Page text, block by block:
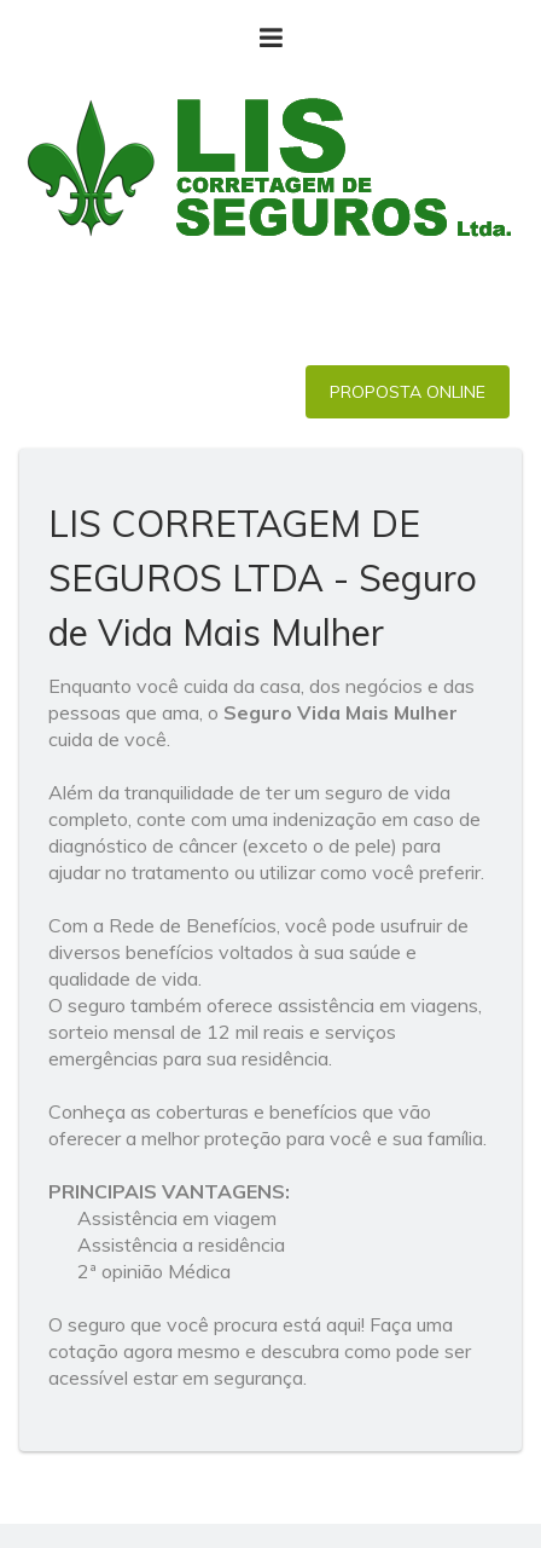
PROPOSTA ONLINE
LIS CORRETAGEM DE
SEGUROS LTDA - Seguro
de Vida Mais Mulher
Enquanto você cuida da casa, dos negócios e das
pessoas que ama, o Seguro Vida Mais Mulher
cuida de você.
Além da tranquilidade de ter um seguro de vida
completo, conte com uma indenização em caso de
diagnóstico de câncer (exceto o de pele) para
ajudar no tratamento ou utilizar como você preferir.
Com a Rede de Benefícios, você pode usufruir de
diversos benefícios voltados à sua saúde e
qualidade de vida.
O seguro também oferece assistência em viagens,
sorteio mensal de 12 mil reais e serviços
emergências para sua residência.
Conheça as coberturas e benefícios que vão
oferecer a melhor proteção para você e sua família.
PRINCIPAIS VANTAGENS:
Assistência em viagem
Assistência a residência
2ª opinião Médica
O seguro que você procura está aqui! Faça uma
cotação agora mesmo e descubra como pode ser
acessível estar em segurança.